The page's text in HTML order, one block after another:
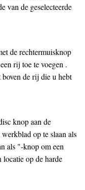
van de geselecteerde
de rechtermuisknop
rij toe te voegen .
de rij die u hebt
knop aan de
op te slaan als
als "-knop om een
locatie op de harde